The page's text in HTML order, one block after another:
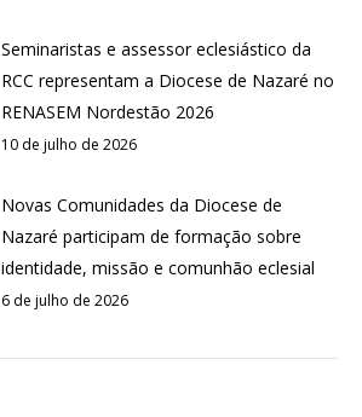
Seminaristas e assessor eclesiástico da
RCC representam a Diocese de Nazaré no
RENASEM Nordestão 2026
10 de julho de 2026
Novas Comunidades da Diocese de
Nazaré participam de formação sobre
identidade, missão e comunhão eclesial
6 de julho de 2026